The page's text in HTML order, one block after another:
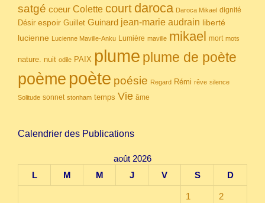
satgé coeur Colette court daroca Daroca Mikael dignité
Désir espoir Guillet Guinard jean-marie audrain liberté
lucienne Lucienne Maville-Anku Lumière maville mikael mort mots
nature. nuit odile PAIX plume plume de poète
poème poète poésie Regard Rémi rêve silence
Solitude sonnet stonham temps Vie âme
Calendrier des Publications
août 2026
L
M M J V S D
1 2